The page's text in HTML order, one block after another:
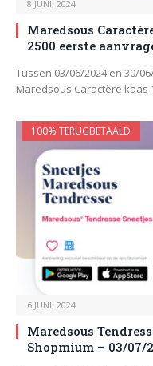
8 JUNI, 2024
Maredsous
2500 eerste
Tussen 03/06/2024 en 30/
Maredsous Caractère kaas
100% TERUGBETAALD
6 JUNI, 2024
Maredsous
Shopmium – 03/07/